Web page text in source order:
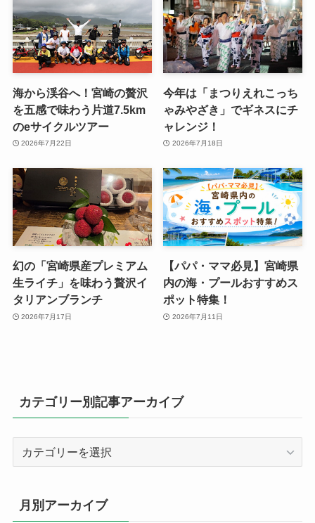
海から渓谷へ！宮崎の贅沢
を五感で味わう片道7.5km
のeサイクルツアー
2026年7月22日
今年は「まつりえれこっち
ゃみやざき」でギネスにチ
ャレンジ！
2026年7月18日
幻の「宮崎県産プレミアム
生ライチ」を味わう贅沢イ
タリアンブランチ
2026年7月17日
【パパ・ママ必見】宮崎県
内の海・プールおすすめス
ポット特集！
2026年7月11日
カテゴリー別記事アーカイブ
リ
ー
月別アーカイブ